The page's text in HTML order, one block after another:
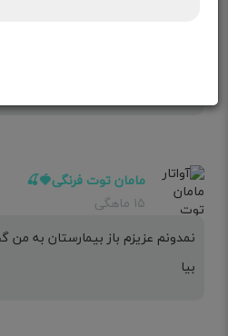
وای من که از اول بارداری درد
مامان توت فرنگی🍓🍒
۱۵ ماهگی
نمدونم عزیزم باز بیمارستان به من
بیا